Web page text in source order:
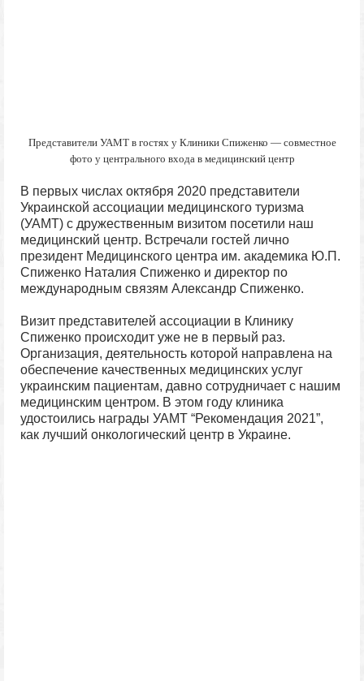
Представители УАМТ в гостях у Клиники Спиженко — совместное
фото у центрального входа в медицинский центр
В первых числах октября 2020 представители
Украинской ассоциации медицинского туризма
(УАМТ) с дружественным визитом посетили наш
медицинский центр. Встречали гостей лично
президент Медицинского центра им. академика Ю.П.
Спиженко Наталия Спиженко и директор по
международным связям Александр Спиженко.
Визит представителей ассоциации в Клинику
Спиженко происходит уже не в первый раз.
Организация, деятельность которой направлена на
обеспечение качественных медицинских услуг
украинским пациентам, давно сотрудничает с нашим
медицинским центром. В этом году клиника
удостоились награды УАМТ “Рекомендация 2021”,
как лучший онкологический центр в Украине.